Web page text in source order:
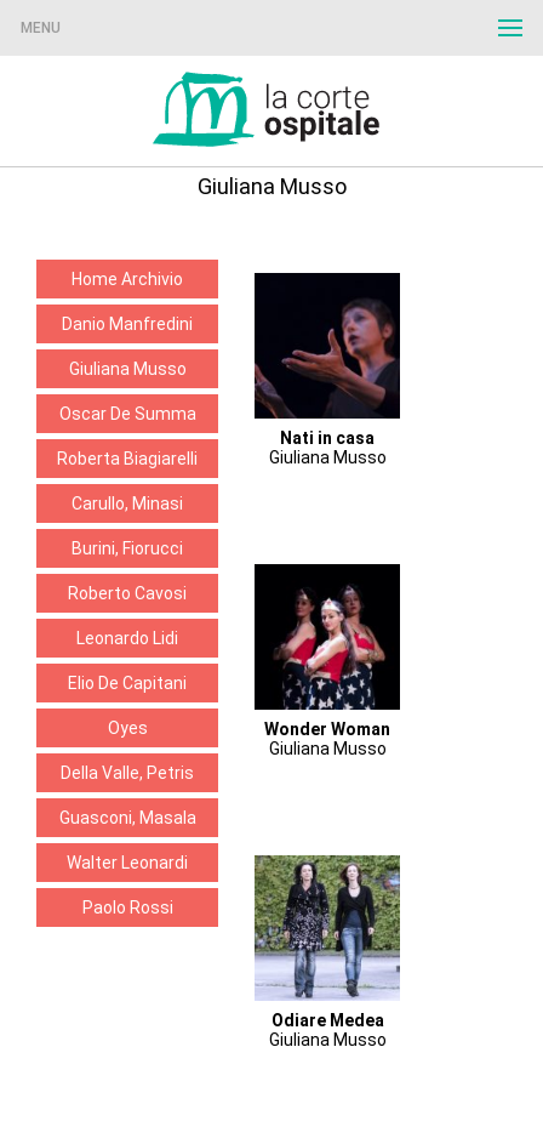
MENU
Giuliana Musso
Home Archivio
Danio Manfredini
Giuliana Musso
Oscar De Summa
Roberta Biagiarelli
Carullo, Minasi
Burini, Fiorucci
Roberto Cavosi
Leonardo Lidi
Elio De Capitani
Oyes
Della Valle, Petris
Guasconi, Masala
Walter Leonardi
Paolo Rossi
Nati in casa
Giuliana Musso
Wonder Woman
Giuliana Musso
Odiare Medea
Giuliana Musso